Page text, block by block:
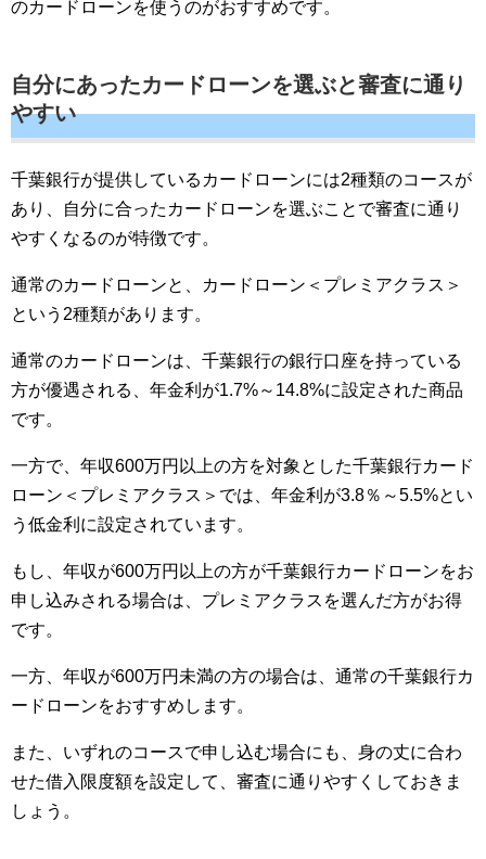
のカードローンを使うのがおすすめです。
自分にあったカードローンを選ぶと審査に通り
やすい
千葉銀行が提供しているカードローンには2種類のコースが
あり、自分に合ったカードローンを選ぶことで審査に通り
やすくなるのが特徴です。
通常のカードローンと、カードローン＜プレミアクラス＞
という2種類があります。
通常のカードローンは、千葉銀行の銀行口座を持っている
方が優遇される、年金利が1.7%～14.8%に設定された商品
です。
一方で、年収600万円以上の方を対象とした千葉銀行カード
ローン＜プレミアクラス＞では、年金利が3.8％～5.5%とい
う低金利に設定されています。
もし、年収が600万円以上の方が千葉銀行カードローンをお
申し込みされる場合は、プレミアクラスを選んだ方がお得
です。
一方、年収が600万円未満の方の場合は、通常の千葉銀行カ
ードローンをおすすめします。
また、いずれのコースで申し込む場合にも、身の丈に合わ
せた借入限度額を設定して、審査に通りやすくしておきま
しょう。